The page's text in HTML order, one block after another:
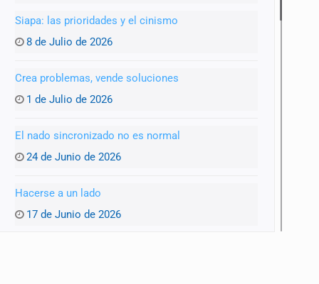
Siapa: las prioridades y el cinismo
8 de Julio de 2026
Crea problemas, vende soluciones
1 de Julio de 2026
El nado sincronizado no es normal
24 de Junio de 2026
Hacerse a un lado
17 de Junio de 2026